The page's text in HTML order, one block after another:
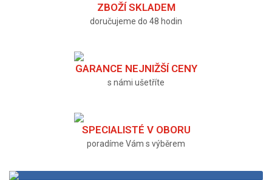
ZBOŽÍ SKLADEM
doručujeme do 48 hodin
GARANCE NEJNIŽŠÍ CENY
s námi ušetříte
SPECIALISTÉ V OBORU
poradíme Vám s výběrem